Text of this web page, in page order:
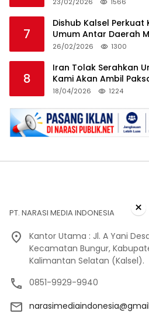
23/02/2026 1566
7
Dishub Kalsel
Umum Antar Daerah
26/02/2026 1300
8
Iran Tolak Serahkan
Kami Akan Ambil
18/04/2026 1224
PT. NARASI MEDIA INDONESIA
Kantor Utama : Jl. A Yani
Kecamatan Bungur,
Kalimantan Selatan (Kalsel).
0851-9929-9940
×